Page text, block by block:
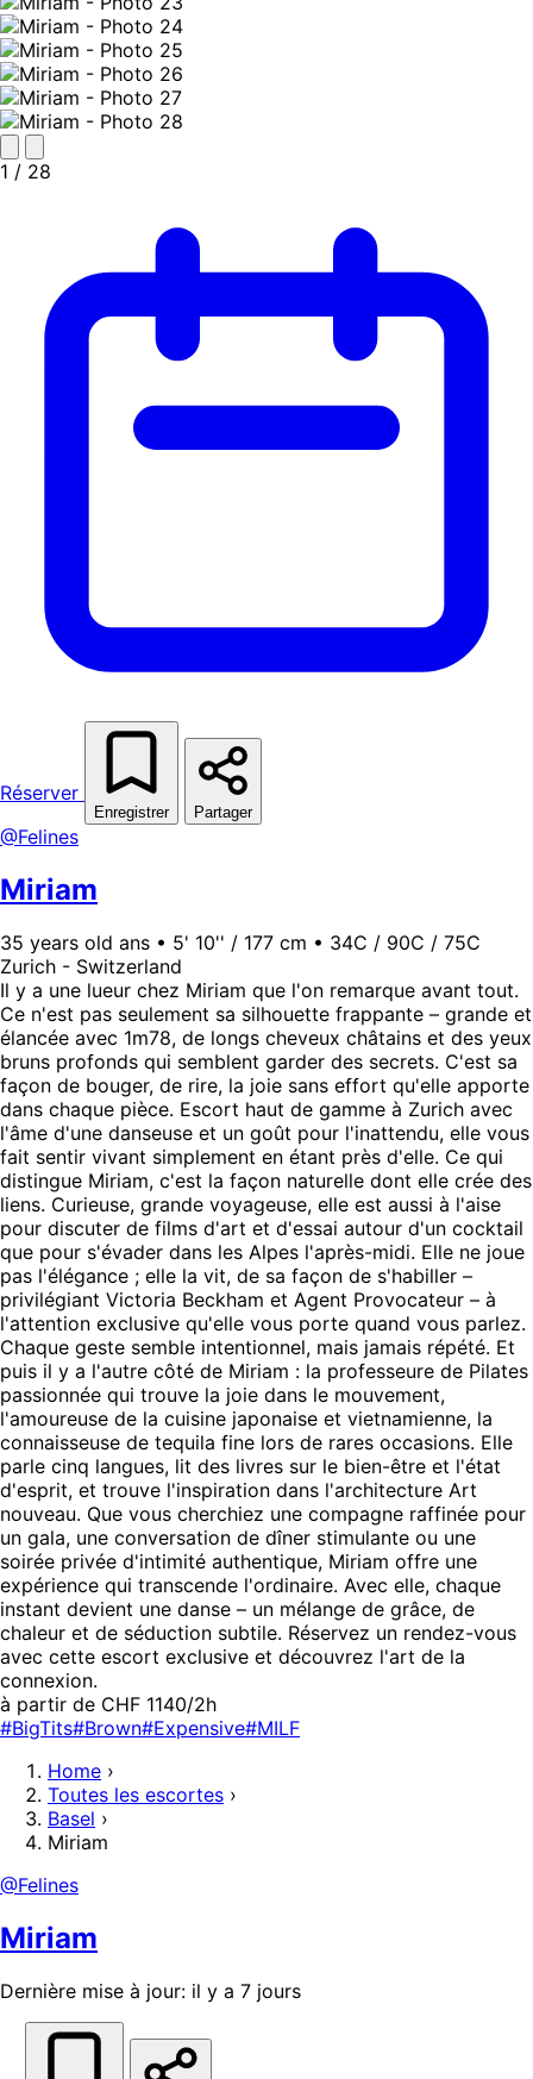
1 / 28
Réserver
Enregistrer Partager
@Felines
Miriam
35 years old ans • 5' 10'' / 177 cm • 34C / 90C / 75C
Zurich - Switzerland
Il y a une lueur chez Miriam que l'on remarque avant tout.
Ce n'est pas seulement sa silhouette frappante – grande et
élancée avec 1m78, de longs cheveux châtains et des yeux
bruns profonds qui semblent garder des secrets. C'est sa
façon de bouger, de rire, la joie sans effort qu'elle apporte
dans chaque pièce. Escort haut de gamme à Zurich avec
l'âme d'une danseuse et un goût pour l'inattendu, elle vous
fait sentir vivant simplement en étant près d'elle. Ce qui
distingue Miriam, c'est la façon naturelle dont elle crée des
liens. Curieuse, grande voyageuse, elle est aussi à l'aise
pour discuter de films d'art et d'essai autour d'un cocktail
que pour s'évader dans les Alpes l'après-midi. Elle ne joue
pas l'élégance ; elle la vit, de sa façon de s'habiller –
privilégiant Victoria Beckham et Agent Provocateur – à
l'attention exclusive qu'elle vous porte quand vous parlez.
Chaque geste semble intentionnel, mais jamais répété. Et
puis il y a l'autre côté de Miriam : la professeure de Pilates
passionnée qui trouve la joie dans le mouvement,
l'amoureuse de la cuisine japonaise et vietnamienne, la
connaisseuse de tequila fine lors de rares occasions. Elle
parle cinq langues, lit des livres sur le bien-être et l'état
d'esprit, et trouve l'inspiration dans l'architecture Art
nouveau. Que vous cherchiez une compagne raffinée pour
un gala, une conversation de dîner stimulante ou une
soirée privée d'intimité authentique, Miriam offre une
expérience qui transcende l'ordinaire. Avec elle, chaque
instant devient une danse – un mélange de grâce, de
chaleur et de séduction subtile. Réservez un rendez-vous
avec cette escort exclusive et découvrez l'art de la
connexion.
à partir de CHF 1140/2h
#BigTits#Brown#Expensive#MILF
Home ›
Toutes les escortes ›
Basel ›
Miriam
@Felines
Miriam
Dernière mise à jour: il y a 7 jours